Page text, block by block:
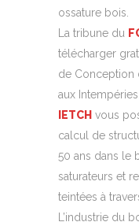
ossature bois.
La tribune du
télécharger
de Conception
aux Intempéries.
IETCH vous
calcul de
50 ans dans le
saturateurs et
teintées à
L’industrie du